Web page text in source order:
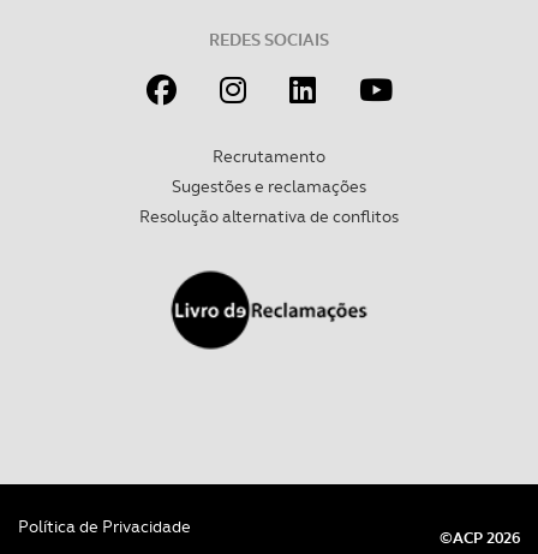
REDES SOCIAIS
Recrutamento
Sugestões e reclamações
Resolução alternativa de conflitos
Política de Privacidade
©ACP 2026